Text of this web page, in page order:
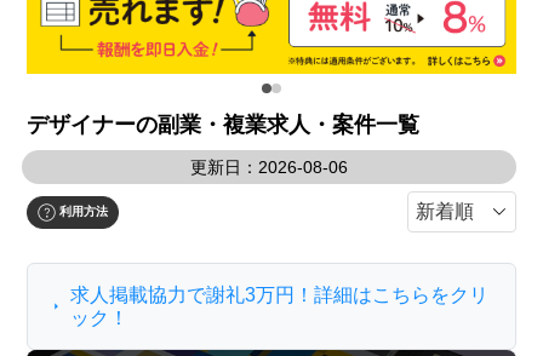
デザイナーの副業・複業求人・案件一覧
更新日：2026-08-06
利用方法
求人掲載協力で謝礼3万円！詳細はこちらをクリ
ック！